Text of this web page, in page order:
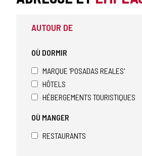
AUTOUR DE
OÙ DORMIR
MARQUE 'POSADAS REALES'
HÔTELS
HÉBERGEMENTS TOURISTIQUES
OÙ MANGER
RESTAURANTS